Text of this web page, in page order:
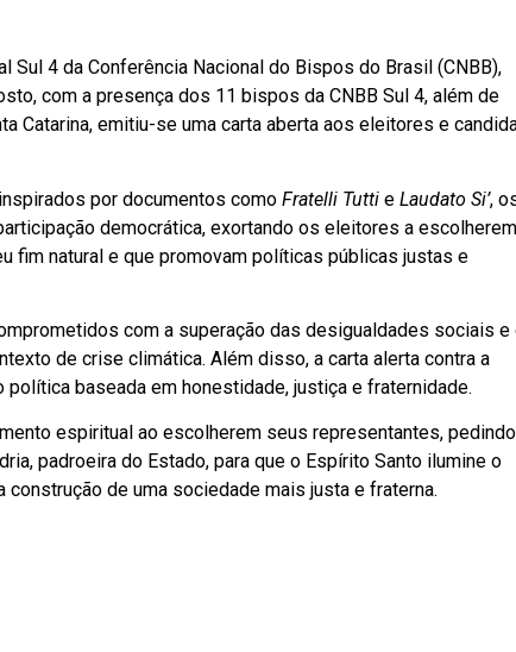
Sul 4 da Conferência Nacional do Bispos do Brasil (CNBB),
com a presença dos 11 bispos da CNBB Sul 4, além de
Catarina, emitiu-se uma carta aberta aos eleitores e
por documentos como Fratelli Tutti e Laudato Si’,
democrática, exortando os eleitores a escolherem
fim natural e que promovam políticas públicas justas e
com a superação das desigualdades sociais e
de crise climática. Além disso, a carta alerta contra a
baseada em honestidade, justiça e fraternidade.
espiritual ao escolherem seus representantes,
padroeira do Estado, para que o Espírito Santo ilumine o
de uma sociedade mais justa e fraterna.